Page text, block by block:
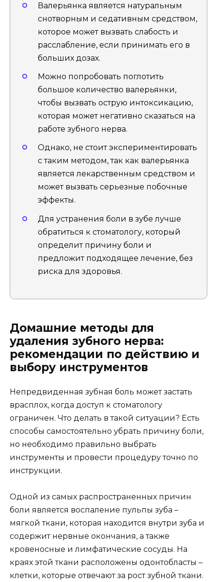
Валерьянка является натуральным
снотворным и седативным средством,
которое может вызвать слабость и
расслабление, если принимать его в
больших дозах.
Можно попробовать поглотить
большое количество валерьянки,
чтобы вызвать острую интоксикацию,
которая может негативно сказаться на
работе зубного нерва.
Однако, не стоит экспериментировать
с таким методом, так как валерьянка
является лекарственным средством и
может вызвать серьезные побочные
эффекты.
Для устранения боли в зубе лучше
обратиться к стоматологу, который
определит причину боли и
предложит подходящее лечение, без
риска для здоровья.
Домашние методы для
удаления зубного нерва:
рекомендации по действию и
выбору инструментов
Непредвиденная зубная боль может застать
врасплох, когда доступ к стоматологу
ограничен. Что делать в такой ситуации? Есть
способы самостоятельно убрать причину боли,
но необходимо правильно выбрать
инструменты и провести процедуру точно по
инструкции.
Одной из самых распространенных причин
боли является воспаление пульпы зуба –
мягкой ткани, которая находится внутри зуба и
содержит нервные окончания, а также
кровеносные и лимфатические сосуды. На
краях этой ткани расположены одонтобласты –
клетки, которые отвечают за рост зубной ткани.